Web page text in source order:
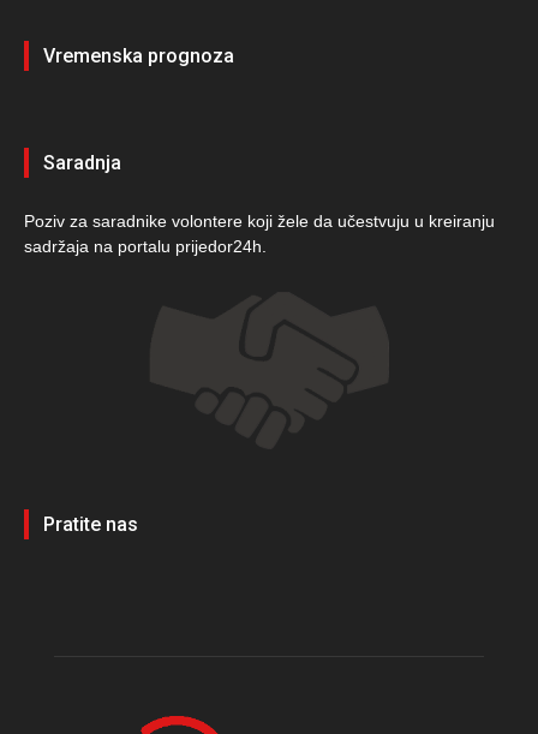
Vremenska prognoza
Saradnja
Poziv za saradnike volontere koji žele da učestvuju u kreiranju
sadržaja na portalu prijedor24h.
Pratite nas